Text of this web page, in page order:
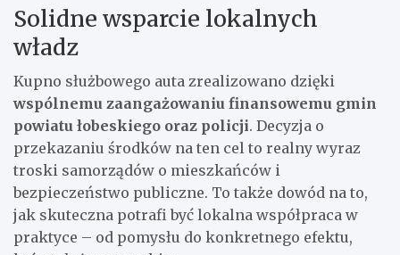
Solidne wsparcie lokalnych
władz
Kupno służbowego auta zrealizowano dzięki
wspólnemu zaangażowaniu finansowemu gmin
powiatu łobeskiego oraz policji. Decyzja o
przekazaniu środków na ten cel to realny wyraz
troski samorządów o mieszkańców i
bezpieczeństwo publiczne. To także dowód na to,
jak skuteczna potrafi być lokalna współpraca w
praktyce – od pomysłu do konkretnego efektu,